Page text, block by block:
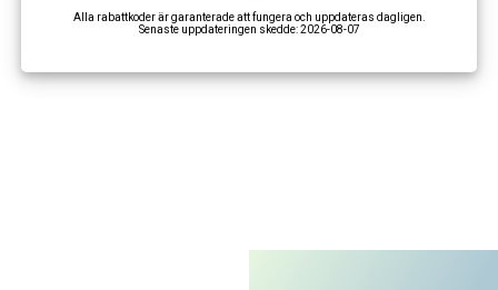
Alla rabattkoder är garanterade att fungera och uppdateras dagligen.
Senaste uppdateringen skedde:2026-08-07